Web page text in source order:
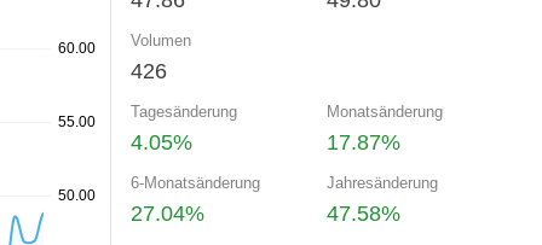
Volumen
426
Tagesänderung
4.05%
Monatsänderung
17.87%
6-Monatsänderung
27.04%
Jahresänderung
47.58%